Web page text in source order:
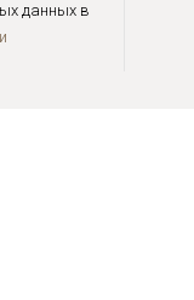
данных в